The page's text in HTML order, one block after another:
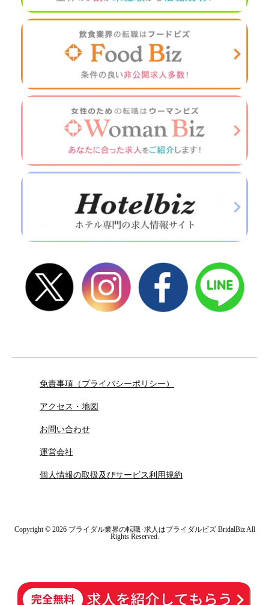
免責事項（プライバシーポリシー）
アクセス・地図
お問い合わせ
運営会社
個人情報の取扱及びサービス利用規約
Copyright © 2026 ブライダル業界の転職･求人はブライダルビズ BridalBizAll
Rights Reserved.